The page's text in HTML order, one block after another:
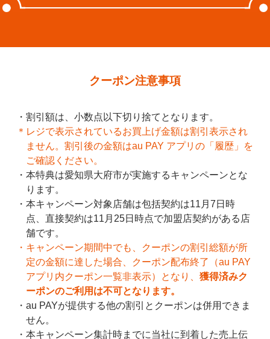
クーポン注意事項
割引額は、小数点以下切り捨てとなります。
＊レジで表示されているお買上げ金額は割引表示され
ません。割引後の金額はau PAY アプリの「履歴」を
ご確認ください。
本特典は愛知県大府市が実施するキャンペーンとな
ります。
本キャンペーン対象店舗は包括契約は11月7日時
点、直接契約は11月25日時点で加盟店契約がある店
舗です。​​
キャンペーン期間中でも、クーポンの割引総額が所
定の金額に達した場合、クーポン配布終了（au PAY
アプリ内クーポン一覧非表示）となり、獲得済みク
ーポンのご利用は不可となります。
au PAYが提供する他の割引とクーポンは併用できま
せん。
本キャンペーン集計時までに当社に到着した売上伝